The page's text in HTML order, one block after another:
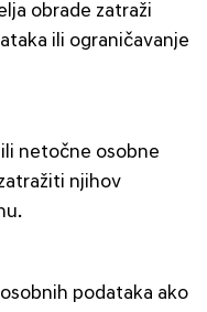
obrade zatraži
ili ograničavanje
netočne osobne
njihov
podataka ako